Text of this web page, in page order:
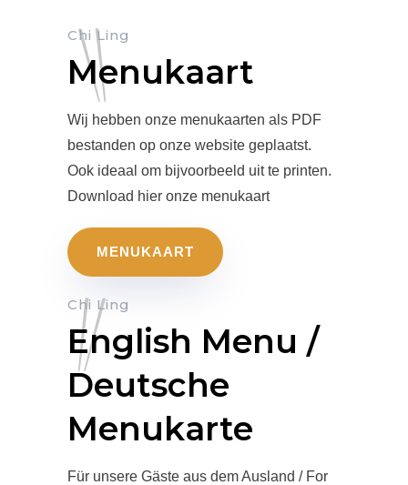
Chi Ling
Menukaart
Wij hebben onze menukaarten als PDF
bestanden op onze website geplaatst.
Ook ideaal om bijvoorbeeld uit te printen.
Download hier onze menukaart
MENUKAART
Chi Ling
English Menu /
Deutsche
Menukarte
Für unsere Gäste aus dem Ausland / For